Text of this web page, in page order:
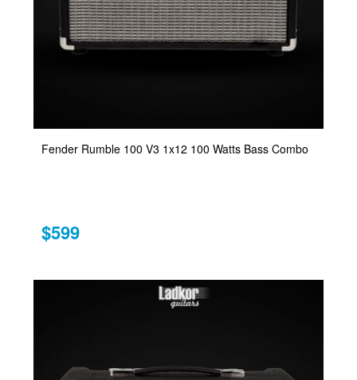
Fender Rumble 100 V3 1x12 100 Watts Bass Combo
$599